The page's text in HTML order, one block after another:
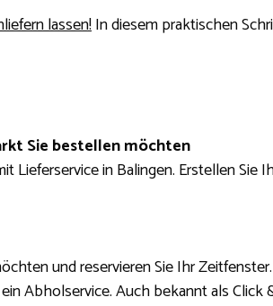
lassen!In diesem praktischen
Sie bestellen möchten
Lieferservice in Balingen. Erstellen
und reservieren Sie Ihr
Abholservice. Auch bekannt als Click